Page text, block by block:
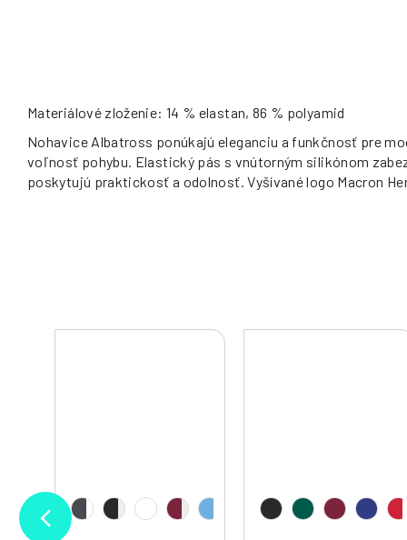
Materiálové zloženie: 14 % elastan, 86 % polyamid
Nohavice Albatross ponúkajú eleganciu a funkčnosť pre
voľnosť pohybu. Elastický pás s vnútorným silikónom
poskytujú praktickosť a odolnosť. Vyšívané logo Macron